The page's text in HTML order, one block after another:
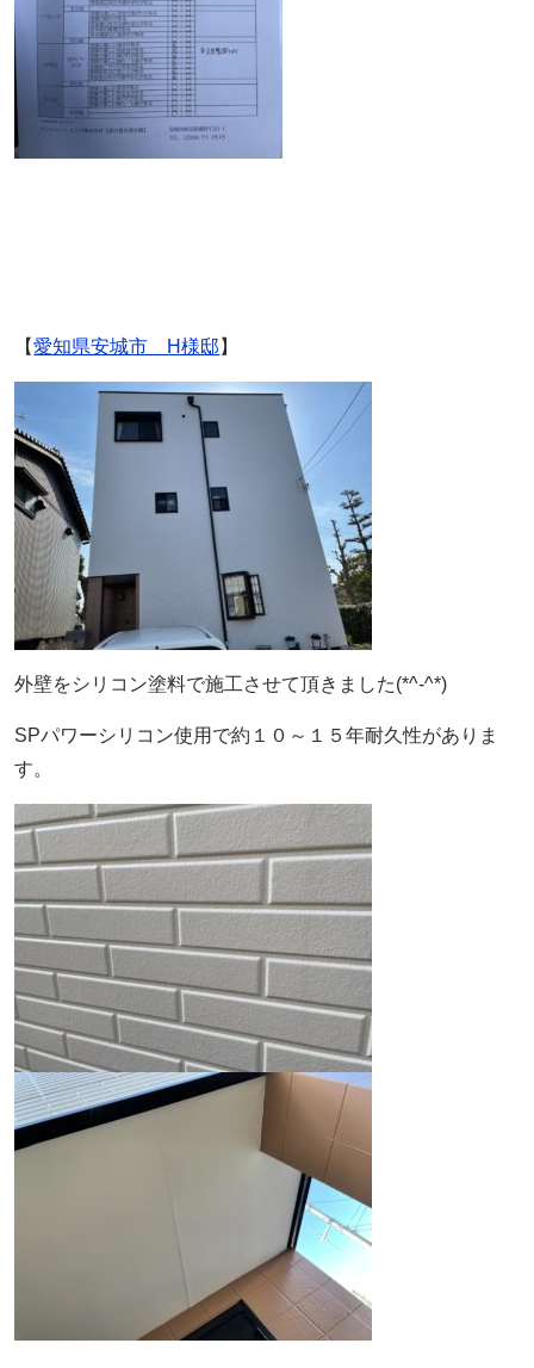
【愛知県安城市 H様邸 】
外壁をシリコン塗料で施工させて頂きました(*^-^*)
SPパワーシリコン使用で約１０～１５年耐久性がありま
す。